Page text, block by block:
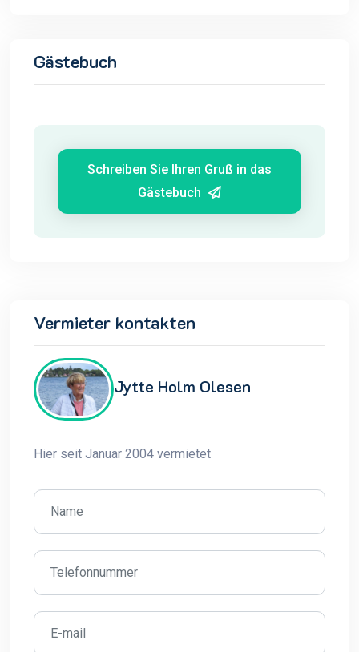
Gästebuch
Schreiben Sie Ihren Gruß in das
Gästebuch
Vermieter kontakten
Jytte Holm Olesen
Hier seit Januar 2004 vermietet